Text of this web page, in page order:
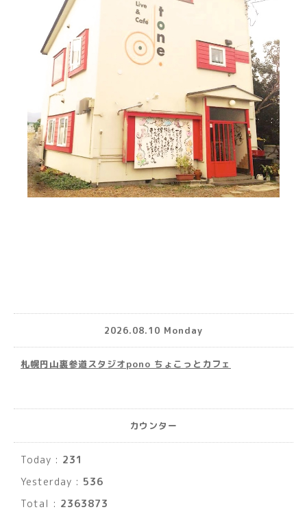
2026.08.10 Monday
札幌円山裏参道スタジオpono ちょこっとカフェ
カウンター
Today : 231
Yesterday : 536
Total : 2363873